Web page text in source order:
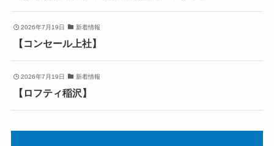
2026年7月19日 新着情報
【コンセール上社】
2026年7月19日 新着情報
【ロフティ稲沢】